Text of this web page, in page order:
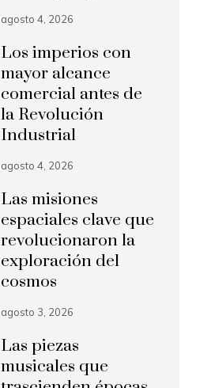
agosto 4, 2026
Los imperios con
mayor alcance
comercial antes de
la Revolución
Industrial
agosto 4, 2026
Las misiones
espaciales clave que
revolucionaron la
exploración del
cosmos
agosto 3, 2026
Las piezas
musicales que